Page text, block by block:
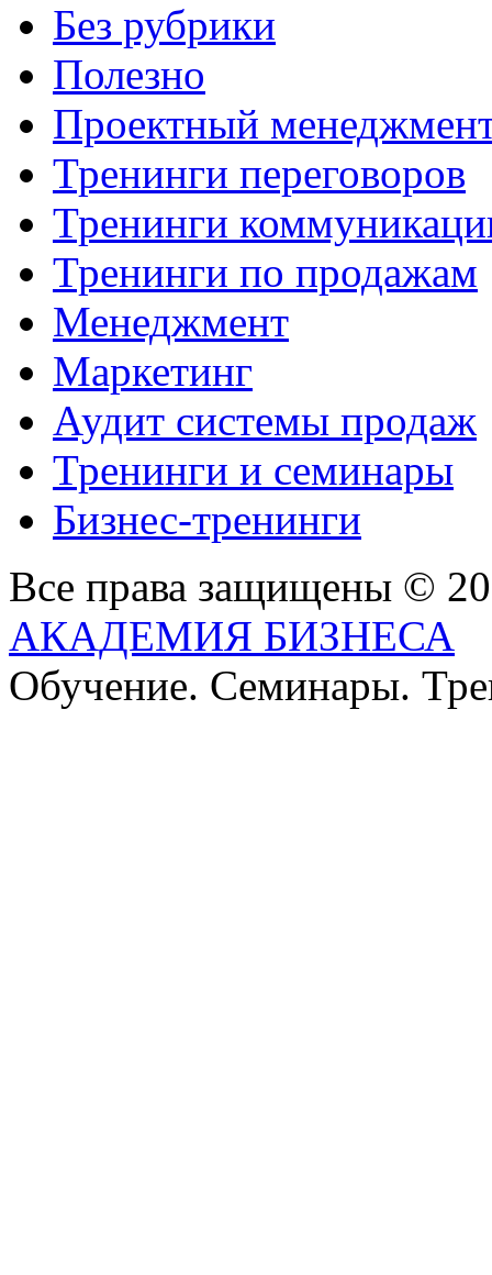
Без рубрики
Полезно
Проектный
Тренинги переговоров
Тренинги
Тренинги по продажам
Менеджмент
Маркетинг
Аудит системы продаж
Тренинги и семинары
Бизнес-тренинги
Все права защищены ©
АКАДЕМИЯ БИЗНЕСА
Обучение. Семинары.